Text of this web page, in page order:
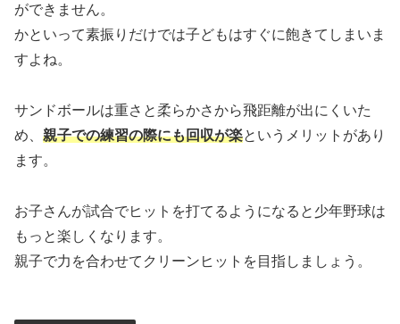
ができません。
かといって素振りだけでは子どもはすぐに飽きてしまいま
すよね。
サンドボールは重さと柔らかさから飛距離が出にくいた
め、 親子での練習の際にも回収が楽というメリットがあり
ます。
お子さんが試合でヒットを打てるようになると少年野球は
もっと楽しくなります。
親子で力を合わせてクリーンヒットを目指しましょう。